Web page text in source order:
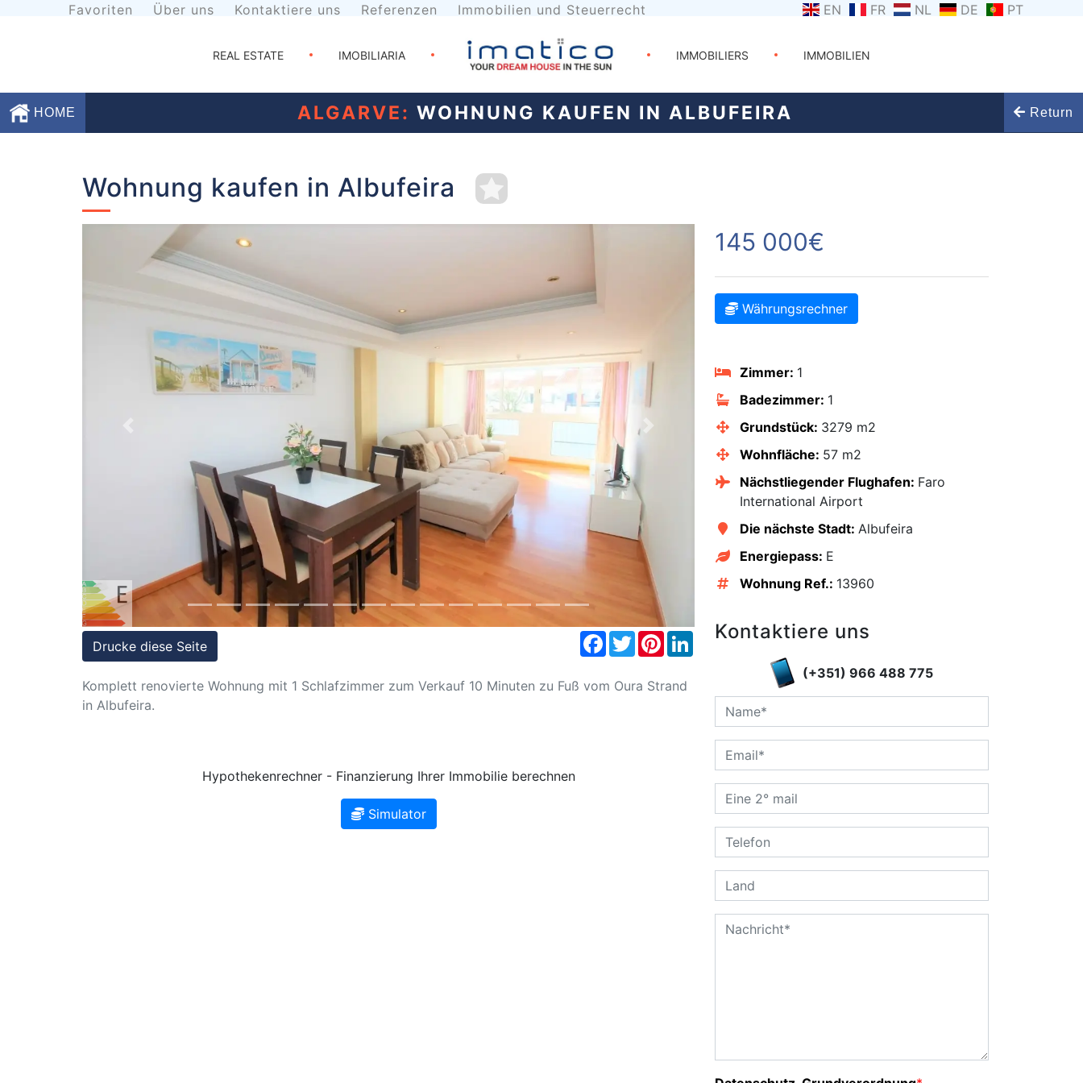
Favoriten Über uns Kontaktiere uns Referenzen Immobilien und Steuerrecht EN FR NL DE PT
REAL ESTATE IMOBILIARIA IMMOBILIERS IMMOBILIEN
HOME ALGARVE: WOHNUNG KAUFEN IN ALBUFEIRA Return
Geschäftsbedingungen
Wohnung kaufen in Albufeira
Next
Drucke diese Seite
Facebook
TwitterPinterestLinkedIn
Komplett renovierte Wohnung mit 1 Schlafzimmer zum Verkauf 10 Minuten zu Fuß vom Oura Strand
in Albufeira.
Hypothekenrechner - Finanzierung Ihrer Immobilie berechnen
Simulator
145 000€
Währungsrechner
Zimmer: 1
Badezimmer: 1
Grundstück: 3279 m2
Wohnfläche: 57 m2
Nächstliegender Flughafen: Faro
International Airport
Die nächste Stadt: Albufeira
Energiepass: E
Wohnung Ref.: 13960
Kontaktiere uns
(+351) 966 488 775